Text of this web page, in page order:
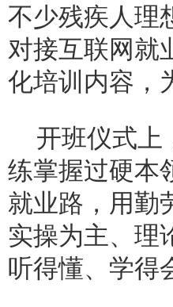
不少残疾人理
对接互联网就
化培训内容，
开班仪式上
练掌握过硬本
就业路，用勤
实操为主、理
听得懂、学得